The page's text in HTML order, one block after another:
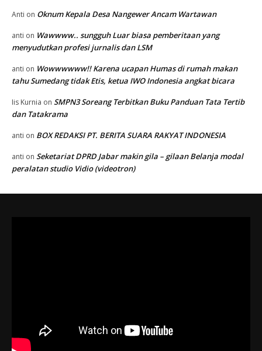
Anti on Oknum Kepala Desa Nangewer Ancam Wartawan
anti on Wawwww.. sungguh Luar biasa pemberitaan yang
menyudutkan profesi jurnalis dan LSM
anti on Wowwwwww!! Karena ucapan Humas di rumah makan
tahu Sumedang tidak Etis, ketua IWO Indonesia angkat bicara
Iis Kurnia on SMPN3 Soreang Terbitkan Buku Panduan Tata Tertib
dan Tatakrama
anti on BOX REDAKSI PT. BERITA SUARA RAKYAT INDONESIA
anti on Seketariat DPRD Jabar makin gila – gilaan Belanja modal
peralatan studio Vidio (videotron)